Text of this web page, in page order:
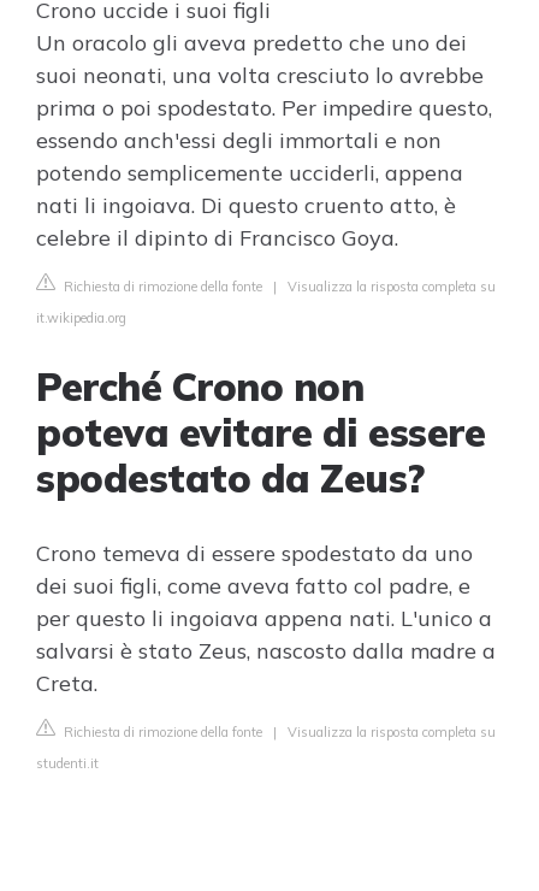
Crono uccide i suoi figli
Un oracolo gli aveva predetto che uno dei
suoi neonati, una volta cresciuto lo avrebbe
prima o poi spodestato. Per impedire questo,
essendo anch'essi degli immortali e non
potendo semplicemente ucciderli, appena
nati li ingoiava. Di questo cruento atto, è
celebre il dipinto di Francisco Goya.
Richiesta di rimozione della fonte | Visualizza la risposta completa su
it.wikipedia.org
Perché Crono non
poteva evitare di essere
spodestato da Zeus?
Crono temeva di essere spodestato da uno
dei suoi figli, come aveva fatto col padre, e
per questo li ingoiava appena nati. L'unico a
salvarsi è stato Zeus, nascosto dalla madre a
Creta.
Richiesta di rimozione della fonte | Visualizza la risposta completa su
studenti.it